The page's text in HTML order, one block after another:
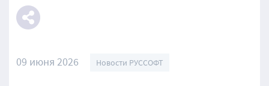
09 июня 2026 Новости РУССОФТ